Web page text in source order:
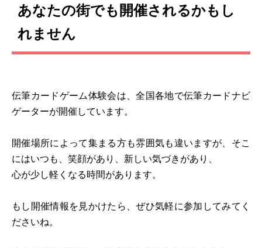
あなたの街でも開催されるかもし
れません
伝筆カードゲーム体験会は、全国各地で伝筆カードナビ
ゲーターが開催しています。
開催場所によって集まる方も雰囲気も違いますが、そこ
にはいつも、笑顔があり、新しい気づきがあり、
心が少し軽くなる時間があります。
もし開催情報を見かけたら、ぜひ気軽に参加してみてく
ださいね。